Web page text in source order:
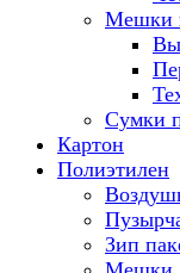
Мешки
Сумки
Картон
Полиэтилен
Зип